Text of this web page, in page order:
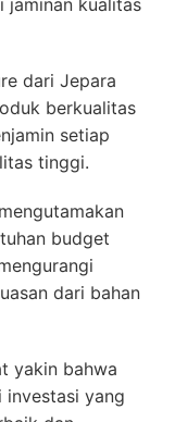
dari Jepara
berkualitas
setiap
tinggi.
budget
dari bahan
yakin bahwa
investasi yang